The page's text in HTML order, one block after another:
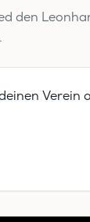
den
Verein